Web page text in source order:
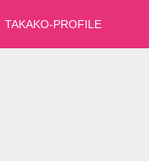
TAKAKO-PROFILE